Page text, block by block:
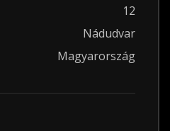
12
Nádudvar
Magyarország